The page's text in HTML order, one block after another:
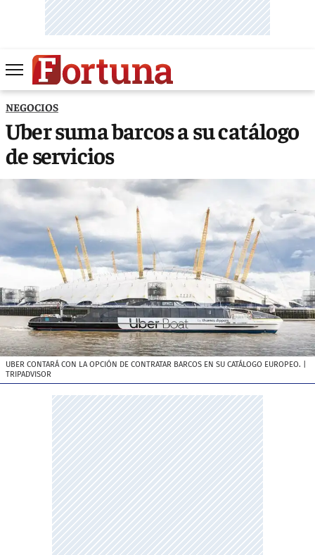
NEGOCIOS
Uber suma barcos a su catálogo
de servicios
UBER CONTARÁ CON LA OPCIÓN DE CONTRATAR BARCOS EN SU CATÁLOGO EUROPEO.
TRIPADVISOR